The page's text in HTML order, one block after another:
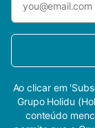
Ao clicar em
Grupo Holidu
conteúdo